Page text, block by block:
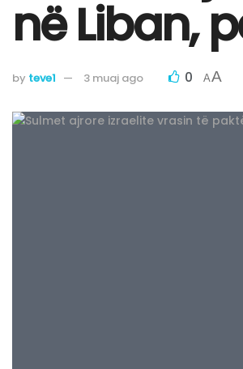
në Liban,
by teve1 3 muaj ago 0 AA